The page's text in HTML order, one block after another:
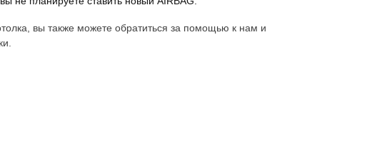
вы также можете обратиться за помощью к нам и